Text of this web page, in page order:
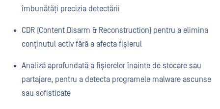
îmbunătăți precizia detectării
CDR (Content Disarm & Reconstruction) pentru a elimina
conținutul activ fără a afecta fișierul
Analiză aprofundată a fișierelor înainte de stocare sau
partajare, pentru a detecta programele malware ascunse
sau sofisticate